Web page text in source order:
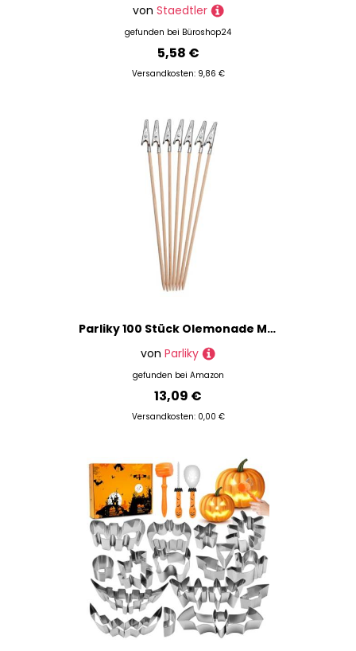
von Staedtler
gefunden bei Büroshop24
5,58 €
Versandkosten: 9,86 €
Parliky 100 Stück Olemonade Modellierwerkzeug Krokodilklemmen Zum Basteln Krokodilklemmenstäbe Für Krokodilklemmen Auf Stäben Kleine Elektrischer
von Parliky
gefunden bei Amazon
13,09 €
Versandkosten: 0,00 €